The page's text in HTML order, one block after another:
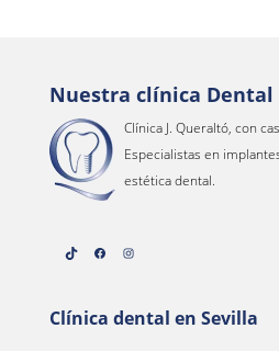
Nuestra clínica Dental
Clínica J. Queraltó, con
Especialistas en
estética dental.
TikTokFacebookInstagram
Clínica dental en Sevilla